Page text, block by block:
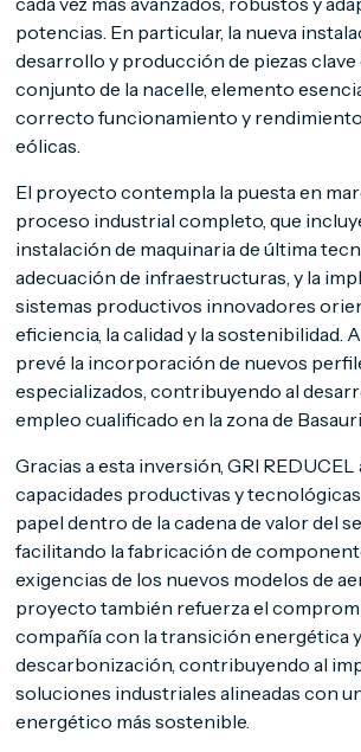
potencias. En particular, la nueva
desarrollo y producción de piezas
conjunto de la nacelle, elemento
correcto funcionamiento y
eólicas.
El proyecto contempla la puesta en
proceso industrial completo, que
instalación de maquinaria de última
adecuación de infraestructuras, y la
sistemas productivos innovadores
eficiencia, la calidad y la sostenibilidad.
prevé la incorporación de nuevos
especializados, contribuyendo al
empleo cualificado en la zona de Basauri.
Gracias a esta inversión, GRI REDUCEL
capacidades productivas y
papel dentro de la cadena de valor del
facilitando la fabricación de
exigencias de los nuevos modelos de
proyecto también refuerza el
compañía con la transición energética
descarbonización, contribuyendo al
soluciones industriales alineadas con
energético más sostenible.